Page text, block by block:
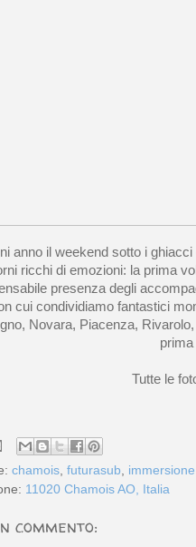
anno il weekend sotto i
ricchi di emozioni: la prima
presenza degli
cui condividiamo fantastici
Novara, Piacenza,
Tutte le
chamois futurasub
11020 Chamois AO, Italia
commento: